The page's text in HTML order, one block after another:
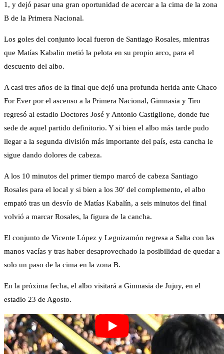
1, y dejó pasar una gran oportunidad de acercar a la cima de la zona
B de la Primera Nacional.
Los goles del conjunto local fueron de Santiago Rosales, mientras
que Matías Kabalin metió la pelota en su propio arco, para el
descuento del albo.
A casi tres años de la final que dejó una profunda herida ante Chaco
For Ever por el ascenso a la Primera Nacional, Gimnasia y Tiro
regresó al estadio Doctores José y Antonio Castiglione, donde fue
sede de aquel partido definitorio. Y si bien el albo más tarde pudo
llegar a la segunda división más importante del país, esta cancha le
sigue dando dolores de cabeza.
A los 10 minutos del primer tiempo marcó de cabeza Santiago
Rosales para el local y si bien a los 30′ del complemento, el albo
empató tras un desvío de Matías Kabalín, a seis minutos del final
volvió a marcar Rosales, la figura de la cancha.
El conjunto de Vicente López y Leguizamón regresa a Salta con las
manos vacías y tras haber desaprovechado la posibilidad de quedar a
solo un paso de la cima en la zona B.
En la próxima fecha, el albo visitará a Gimnasia de Jujuy, en el
estadio 23 de Agosto.